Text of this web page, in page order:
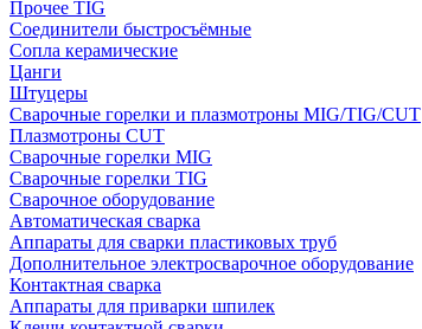
Прочее TIG
Соединители быстросъёмные
Сопла керамические
Цанги
Штуцеры
Сварочные горелки и плазмотроны MIG/TIG/CUT
Плазмотроны CUT
Сварочные горелки MIG
Сварочные горелки TIG
Сварочное оборудование
Автоматическая сварка
Аппараты для сварки пластиковых труб
Дополнительное электросварочное оборудование
Контактная сварка
Аппараты для приварки шпилек